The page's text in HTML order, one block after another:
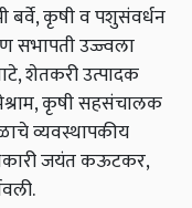
बर्वे, कृषी व पशुसंवर्धन
सभापती उज्ज्वला
शेतकरी उत्पादक
कृषी सहसंचालक
व्यवस्थापकीय
जयंत कऊटकर,